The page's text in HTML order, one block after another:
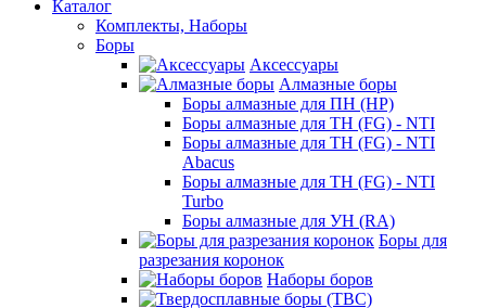
Каталог
Комплекты, Наборы
Боры
Аксессуары
Алмазные боры
Боры алмазные для ПН (HP)
Боры алмазные для ТН (FG) - NTI
Боры алмазные для ТН (FG) - NTI
Abacus
Боры алмазные для ТН (FG) - NTI
Turbo
Боры алмазные для УН (RA)
Боры для
разрезания коронок
Наборы боров